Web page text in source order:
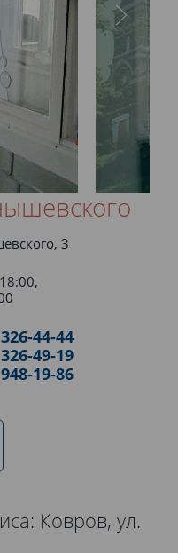
3
44-44
49-19
19-86
Ковров, ул.